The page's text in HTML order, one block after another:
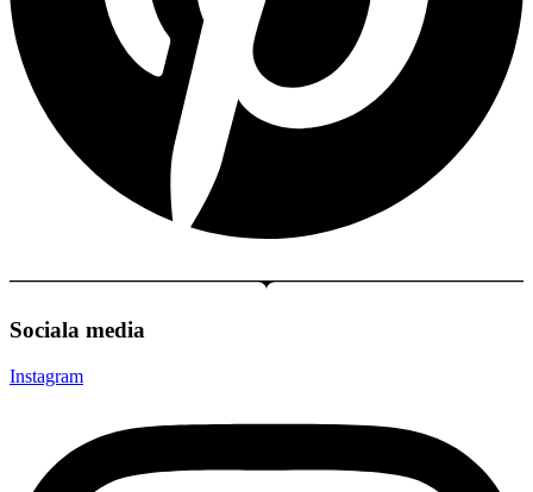
Sociala media
Instagram